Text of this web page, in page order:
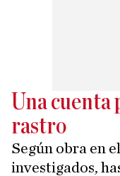
Una cuenta
rastro
Según obra en
investigados,